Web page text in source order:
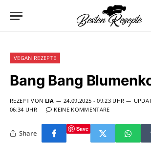
VEGAN REZEPTE
Bang Bang
REZEPT VON LIA 24.09.2025 - 09:23 UHR
06:34 UHR
KEINE KOMMENTARE
Share Save